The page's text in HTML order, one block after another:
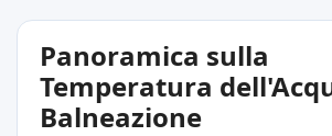
Panoramica sulla
Temperatura
Balneazione